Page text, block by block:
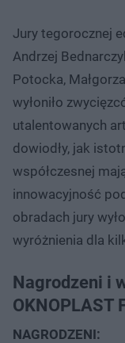
Jury tegorocznej
Andrzej
Potocka,
wyłoniło
utalentowanych
dowiodły, jak
współczesnej
innowacyjność
obradach jury
wyróżnienia dla
Nagrodzeni i
OKNOPLAST
NAGRODZENI: